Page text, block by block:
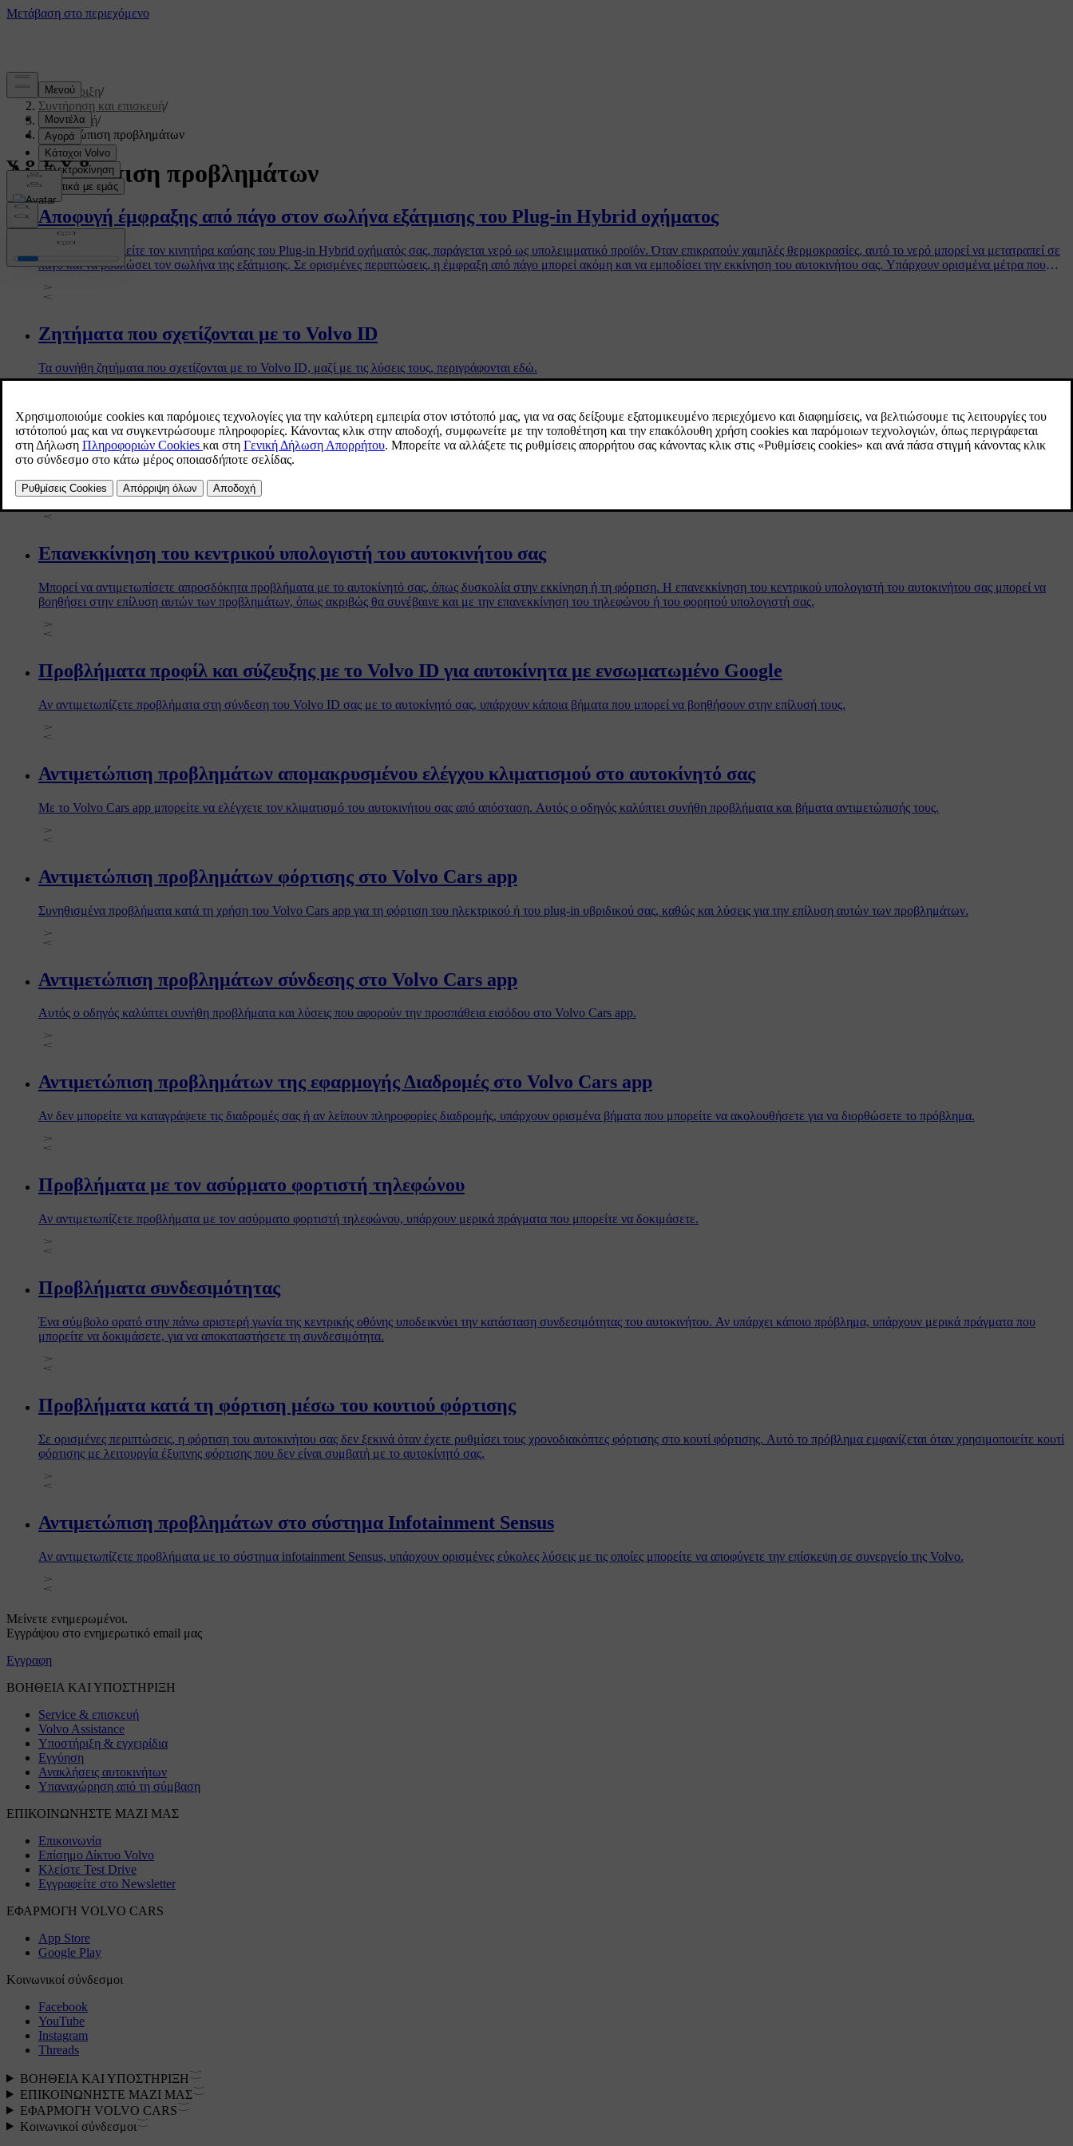
Υποστήριξη/
Συντήρηση και επισκευή/
Επισκευή/
Αντιμετώπιση προβλημάτων
Αντιμετώπιση προβλημάτων
Αποφυγή έμφραξης από πάγο στον σωλήνα εξάτμισης του Plug-in Hybrid οχήματος
Όταν χρησιμοποιείτε τον κινητήρα καύσης του Plug-in Hybrid οχήματός σας, παράγεται νερό ως υπολειμματικό προϊόν. Όταν επικρατούν χαμηλές θερμοκρασίες, αυτό το νερό μπορεί να μετατραπεί σε
πάγο και να βουλώσει τον σωλήνα της εξάτμισης. Σε ορισμένες περιπτώσεις, η έμφραξη από πάγο μπορεί ακόμη και να εμποδίσει την εκκίνηση του αυτοκινήτου σας. Υπάρχουν ορισμένα μέτρα που
Ζητήματα που σχετίζονται με το Volvo ID
Τα συνήθη ζητήματα που σχετίζονται με το Volvo ID, μαζί με τις λύσεις τους, περιγράφονται εδώ.
Περιορισμός του τηλεχειριστηρίου χωρίς κουμπιά EX30
Αν ένα τηλεχειριστήριο χωρίς κουμπιά EX30 παραμείνει κοντά στο σταθμευμένο αυτοκίνητο για μεγαλύτερο χρονικό διάστημα, η σύνδεση μεταξύ της τηλεχειριστηρίου χωρίς κουμπιά και του
αυτοκινήτου θα τεθεί σε κατάσταση αναμονής. Ο λόγος είναι να αποφευχθεί η μη εξουσιοδοτημένη πρόσβαση στο αυτοκίνητο και να διατηρηθεί η διάρκεια ζωής της μπαταρίας.
Επανεκκίνηση του κεντρικού υπολογιστή του αυτοκινήτου σας
Μπορεί να αντιμετωπίσετε απροσδόκητα προβλήματα με το αυτοκίνητό σας, όπως δυσκολία στην εκκίνηση ή τη φόρτιση. Η επανεκκίνηση του κεντρικού υπολογιστή του αυτοκινήτου σας μπορεί να
βοηθήσει στην επίλυση αυτών των προβλημάτων, όπως ακριβώς θα συνέβαινε και με την επανεκκίνηση του τηλεφώνου ή του φορητού υπολογιστή σας.
Προβλήματα προφίλ και σύζευξης με το Volvo ID για αυτοκίνητα με ενσωματωμένο Google
Αν αντιμετωπίζετε προβλήματα στη σύνδεση του Volvo ID σας με το αυτοκίνητό σας, υπάρχουν κάποια βήματα που μπορεί να βοηθήσουν στην επίλυσή τους.
Αντιμετώπιση προβλημάτων απομακρυσμένου ελέγχου κλιματισμού στο αυτοκίνητό σας
Με το Volvo Cars app μπορείτε να ελέγχετε τον κλιματισμό του αυτοκινήτου σας από απόσταση. Αυτός ο οδηγός καλύπτει συνήθη προβλήματα και βήματα αντιμετώπισής τους.
Αντιμετώπιση προβλημάτων φόρτισης στο Volvo Cars app
Συνηθισμένα προβλήματα κατά τη χρήση του Volvo Cars app για τη φόρτιση του ηλεκτρικού ή του plug-in υβριδικού σας, καθώς και λύσεις για την επίλυση αυτών των προβλημάτων.
Αντιμετώπιση προβλημάτων σύνδεσης στο Volvo Cars app
Αυτός ο οδηγός καλύπτει συνήθη προβλήματα και λύσεις που αφορούν την προσπάθεια εισόδου στο Volvo Cars app.
Αντιμετώπιση προβλημάτων της εφαρμογής Διαδρομές στο Volvo Cars app
Αν δεν μπορείτε να καταγράψετε τις διαδρομές σας ή αν λείπουν πληροφορίες διαδρομής, υπάρχουν ορισμένα βήματα που μπορείτε να ακολουθήσετε για να διορθώσετε το πρόβλημα.
Προβλήματα με τον ασύρματο φορτιστή τηλεφώνου
Αν αντιμετωπίζετε προβλήματα με τον ασύρματο φορτιστή τηλεφώνου, υπάρχουν μερικά πράγματα που μπορείτε να δοκιμάσετε.
Προβλήματα συνδεσιμότητας
Ένα σύμβολο ορατό στην πάνω αριστερή γωνία της κεντρικής οθόνης υποδεικνύει την κατάσταση συνδεσιμότητας του αυτοκινήτου. Αν υπάρχει κάποιο πρόβλημα, υπάρχουν μερικά πράγματα που
μπορείτε να δοκιμάσετε, για να αποκαταστήσετε τη συνδεσιμότητα.
Προβλήματα κατά τη φόρτιση μέσω του κουτιού φόρτισης
Σε ορισμένες περιπτώσεις, η φόρτιση του αυτοκινήτου σας δεν ξεκινά όταν έχετε ρυθμίσει τους χρονοδιακόπτες φόρτισης στο κουτί φόρτισης. Αυτό το πρόβλημα εμφανίζεται όταν χρησιμοποιείτε κουτί
φόρτισης με λειτουργία έξυπνης φόρτισης που δεν είναι συμβατή με το αυτοκίνητό σας.
Αντιμετώπιση προβλημάτων στο σύστημα Ιnfotainment Sensus
Αν αντιμετωπίζετε προβλήματα με το σύστημα infotainment Sensus, υπάρχουν ορισμένες εύκολες λύσεις με τις οποίες μπορείτε να αποφύγετε την επίσκεψη σε συνεργείο της Volvo.